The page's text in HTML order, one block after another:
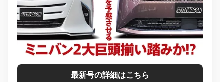
最新号の詳細はこちら